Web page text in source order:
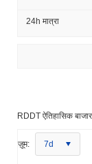
24h मात्रा
RDDT ऐतिहासिक
ज़ूम: 7d